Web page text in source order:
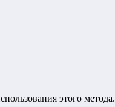
этого метода.